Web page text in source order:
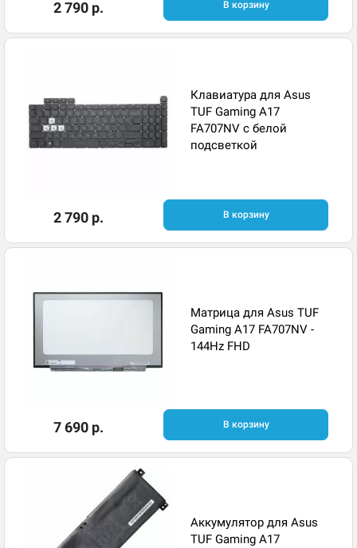
2 790 р. В корзину
Клавиатура для Asus
TUF Gaming A17
FA707NV с белой
подсветкой
2 790 р. В корзину
Матрица для Asus TUF
Gaming A17 FA707NV -
144Hz FHD
7 690 р. В корзину
Аккумулятор для Asus
TUF Gaming A17